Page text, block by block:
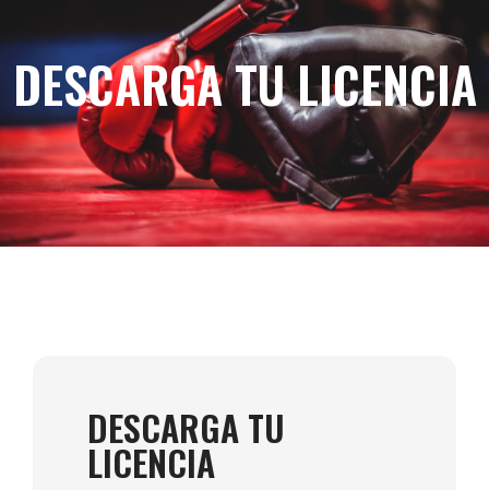
DESCARGA TU LICENCIA
DESCARGA TU
LICENCIA